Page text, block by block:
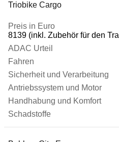
Triobike Cargo
8139 (inkl. Zubehör für den